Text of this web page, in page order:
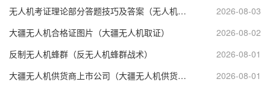
无人机考证理论部分答题技巧及答案（无人机理论考试技巧）
2026-08-03
大疆无人机合格证图片（大疆无人机取证）
2026-08-02
反制无人机蜂群（反无人机蜂群战术）
2026-08-01
大疆无人机供货商上市公司（大疆无人机供货商上市公司有哪些）
2026-08-01